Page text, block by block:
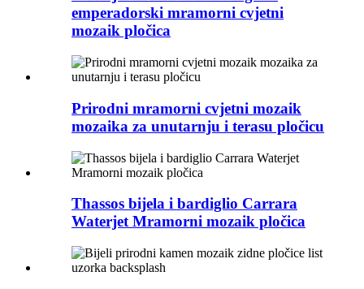
emperadorski mramorni cvjetni
mozaik pločica
Prirodni mramorni cvjetni mozaik
mozaika za unutarnju i terasu pločicu
Thassos bijela i bardiglio Carrara
Waterjet Mramorni mozaik pločica